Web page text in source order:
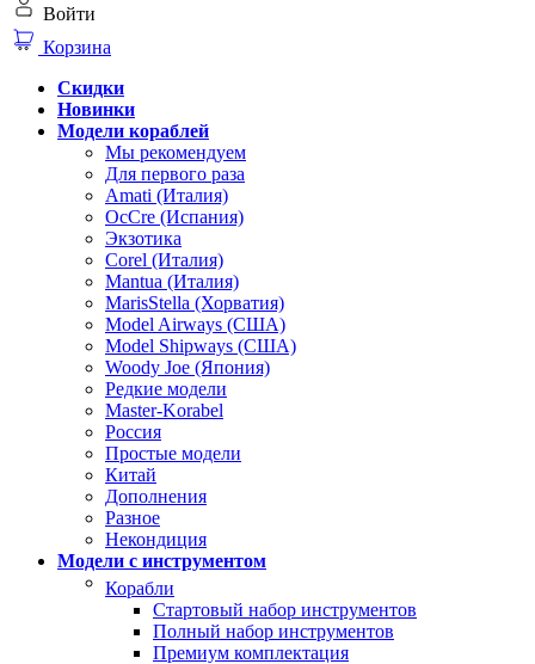
Войти
Корзина
Скидки
Новинки
Модели кораблей
Мы рекомендуем
Для первого раза
Amati (Италия)
OcCre (Испания)
Экзотика
Corel (Италия)
Mantua (Италия)
MarisStella (Хорватия)
Model Airways (США)
Model Shipways (США)
Woody Joe (Япония)
Редкие модели
Master-Korabel
Россия
Простые модели
Китай
Дополнения
Разное
Некондиция
Модели с инструментом
Корабли
Стартовый набор инструментов
Полный набор инструментов
Премиум комплектация